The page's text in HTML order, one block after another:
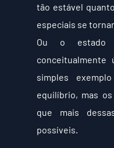
tão estável
especiais se
Ou o estado
simples
equilíbrio, mas
que mais
possíveis.